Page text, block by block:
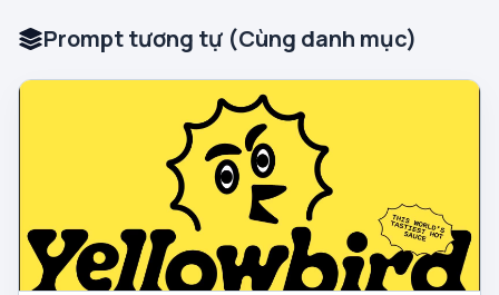
Prompt tương tự (Cùng danh mục)